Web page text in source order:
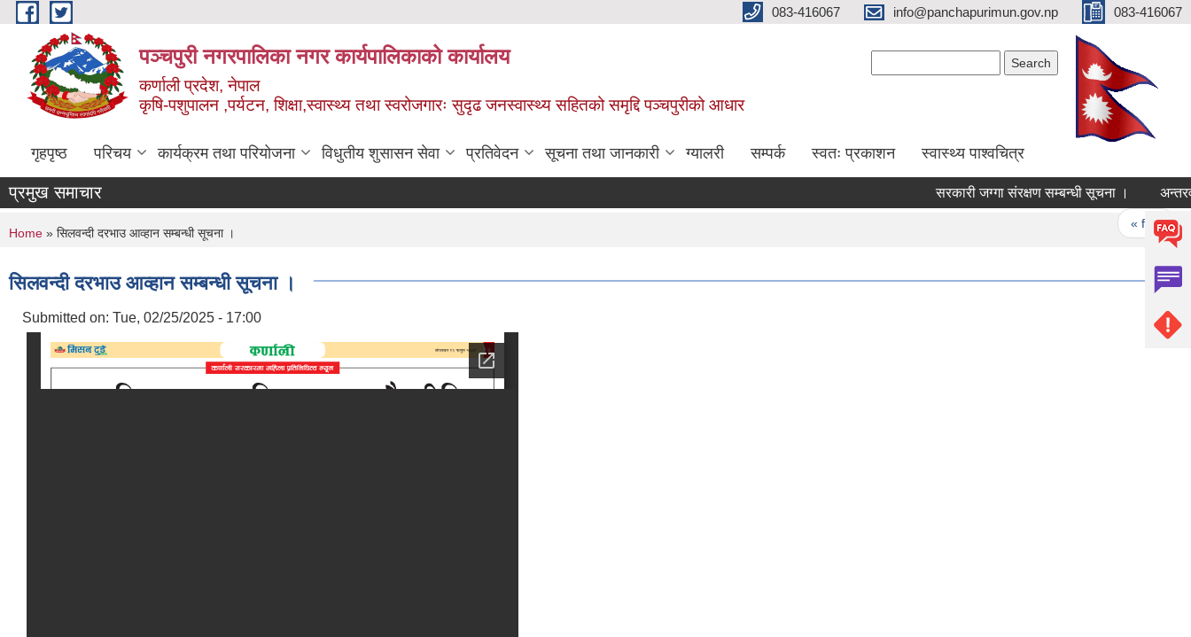
Skip to main content 083-416067 info@panchapurimun.gov.np 083-416067
पञ्चपुरी नगरपालिका नगर कार्यपालिकाको कार्यालय
कर्णाली प्रदेश, नेपाल
कृषि-पशुपालन ,पर्यटन, शिक्षा,स्वास्थ्य तथा स्वरोजगारः सुदृढ जनस्वास्थ्य सहितको समृद्दि पञ्चपुरीको आधार
गृहपृष्ठ परिचय कार्यक्रम तथा परियोजना विधुतीय शुसासन सेवा प्रतिवेदन सूचना तथा जानकारी ग्यालरी सम्पर्क स्वतः प्रकाशन स्वास्थ्य पाश्वचित्र
प्रमुख समाचार सरकारी जग्गा संरक्षण सम्बन्धी सूचना ।
« first ‹
You are here
Home » सिलवन्दी दरभाउ आव्हान सम्बन्धी सूचना ।
सिलवन्दी दरभाउ आव्हान सम्बन्धी सूचना ।
Submitted on: Tue, 02/25/2025 - 17:00